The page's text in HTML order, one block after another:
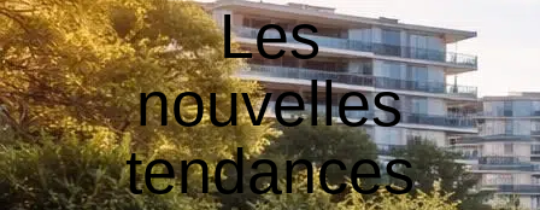
Les
nouvelles
tendances